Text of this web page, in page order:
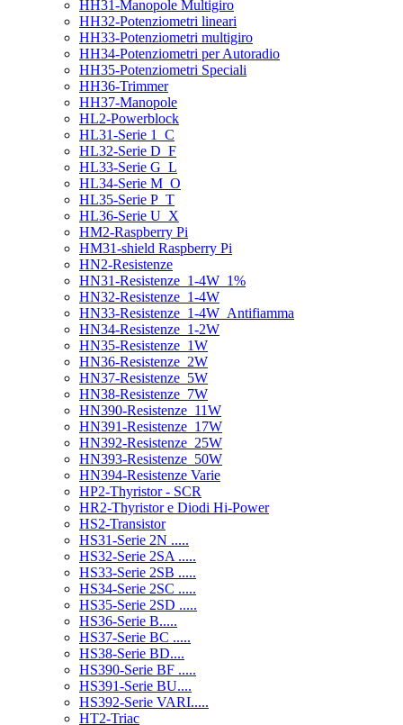
HH31-Manopole Multigiro
HH32-Potenziometri lineari
HH33-Potenziometri multigiro
HH34-Potenziometri per Autoradio
HH35-Potenziometri Speciali
HH36-Trimmer
HH37-Manopole
HL2-Powerblock
HL31-Serie 1_C
HL32-Serie D_F
HL33-Serie G_L
HL34-Serie M_O
HL35-Serie P_T
HL36-Serie U_X
HM2-Raspberry Pi
HM31-shield Raspberry Pi
HN2-Resistenze
HN31-Resistenze_1-4W_1%
HN32-Resistenze_1-4W
HN33-Resistenze_1-4W_Antifiamma
HN34-Resistenze_1-2W
HN35-Resistenze_1W
HN36-Resistenze_2W
HN37-Resistenze_5W
HN38-Resistenze_7W
HN390-Resistenze_11W
HN391-Resistenze_17W
HN392-Resistenze_25W
HN393-Resistenze_50W
HN394-Resistenze Varie
HP2-Thyristor - SCR
HR2-Thyristor e Diodi Hi-Power
HS2-Transistor
HS31-Serie 2N .....
HS32-Serie 2SA .....
HS33-Serie 2SB .....
HS34-Serie 2SC .....
HS35-Serie 2SD .....
HS36-Serie B.....
HS37-Serie BC .....
HS38-Serie BD....
HS390-Serie BF .....
HS391-Serie BU....
HS392-Serie VARI.....
HT2-Triac